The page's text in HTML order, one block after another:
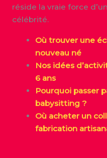
réside la vraie force
célébrité.
Où trouver une
nouveau né
Nos idées
6 ans
Pourquoi passer
babysitting ?
Où acheter un
fabrication